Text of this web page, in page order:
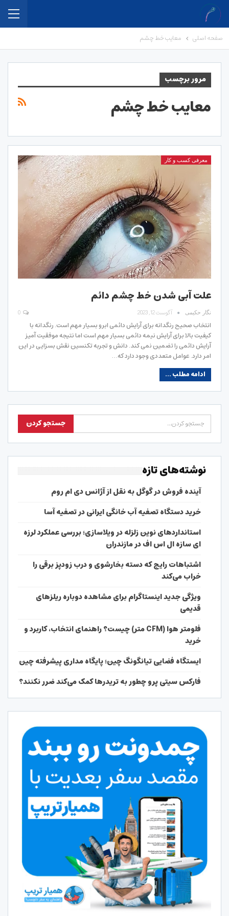
صفحه اصلی معایب خط چشم
مرور برچسب
معایب خط چشم
معرفی کسب و کار
علت آبی شدن خط چشم دائم
نگار حکیمی آگوست 12, 2023
انتخاب صحیح رنگدانه برای آرایش دائمی ابرو بسیار مهم است. رنگدانه با
کیفیت بالا برای آرایش نیمه دائمی بسیار مهم است اما نتیجه موفقیت آمیز
آرایش دائمی را تضمین نمی کند. دانش و تجربه تکنسین نقش بسزایی در این
امر دارد. عوامل متعددی وجود دارد که…
ادامه مطلب ...
نوشته‌های تازه
آینده فروش در گوگل به نقل از آژانس دی ام روم
خرید دستگاه تصفیه آب خانگی ایرانی در تصفیه آسا
استانداردهای نوین زلزله در ویلاسازی؛ بررسی عملکرد لرزه
ای سازه ال اس اف در مازندران
اشتباهات رایج که دسته بخارشوی و درب زودپز برقی را
خراب می‌کند
ویژگی جدید اینستاگرام برای مشاهده دوباره ریلزهای
قدیمی
فلومتر هوا (CFM متر) چیست؟ راهنمای انتخاب، کاربرد و
خرید
ایستگاه فضایی تیانگونگ چین؛ پایگاه مداری پیشرفته چین
فارکس سیتی پرو چطور به تریدرها کمک می‌کند ضرر نکنند؟